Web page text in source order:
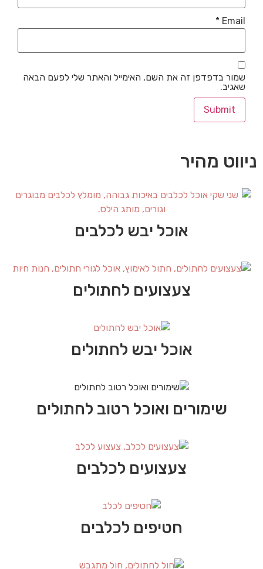
Email
*
שמור בדפדפן זה את השם, האימייל והאתר שלי לפעם הבאה
שאגיב.
ניווט מהיר
אוכל יבש לכלבים
צעצועים לחתולים
אוכל יבש לחתולים
שימורים ואוכל רטוב לחתולים
צעצועים לכלבים
חטיפים לכלבים